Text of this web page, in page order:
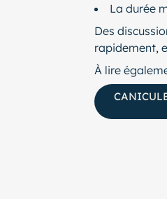
La durée
Des
rapidement,
À lire